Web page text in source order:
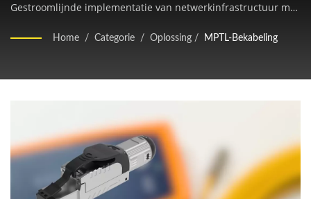
MPTL-Bekabelingstechnologie.
Gestroomlijnde implementatie van netwerkinfrastructuur met
methodologie voor verbeterde efficiëntie en prestaties.
Home / Categorie / Oplossing / MPTL-Bekabeling